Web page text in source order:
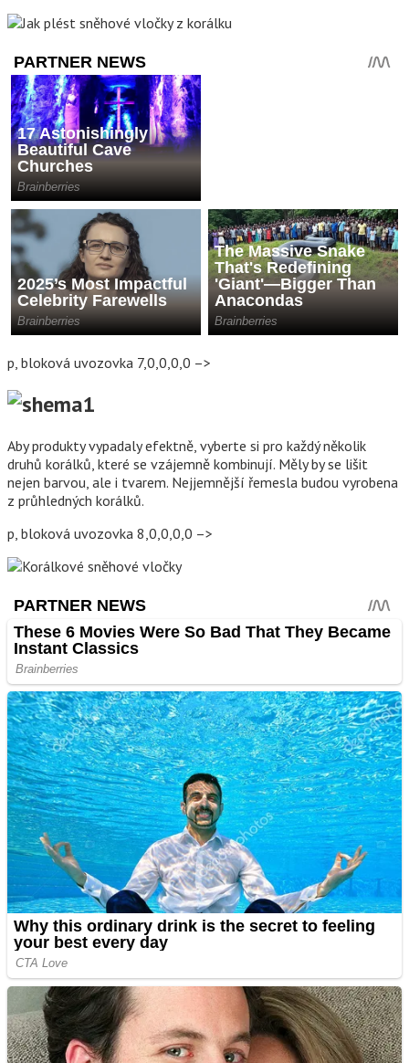
p, bloková uvozovka 7,0,0,0,0 –>
Aby produkty vypadaly efektně, vyberte si pro každý několik
druhů korálků, které se vzájemně kombinují. Měly by se lišit
nejen barvou, ale i tvarem. Nejjemnější řemesla budou vyrobena
z průhledných korálků.
p, bloková uvozovka 8,0,0,0,0 –>